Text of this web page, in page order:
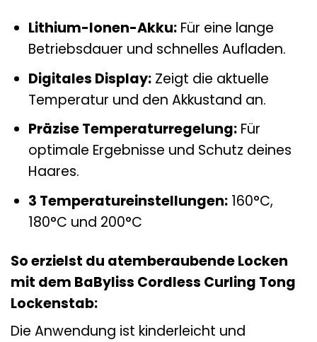
Lithium-Ionen-Akku:Für eine lange
Betriebsdauer und schnelles Aufladen.
Digitales Display:Zeigt die aktuelle
Temperatur und den Akkustand an.
Präzise Temperaturregelung:Für
optimale Ergebnisse und Schutz deines
Haares.
3 Temperatureinstellungen:160°C,
180°C und 200°C
So erzielst du atemberaubende Locken
mit dem BaByliss Cordless Curling Tong
Lockenstab:
Die Anwendung ist kinderleicht und